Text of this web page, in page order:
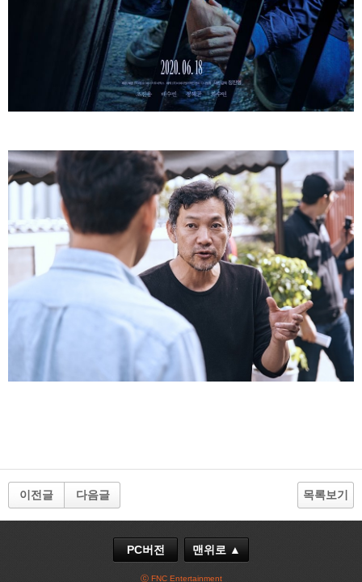
이전글 다음글 목록보기
PC버전 맨위로 ▲
ⓒ FNC Entertainment